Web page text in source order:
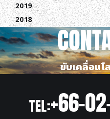
2019
2018
ขับเคลื่อนโ
TEL:+66-